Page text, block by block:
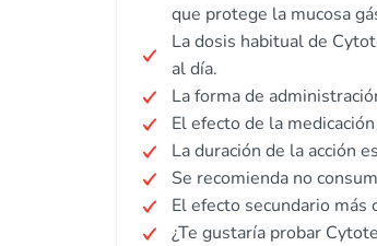
que protege la mucosa
La dosis habitual de
al día.
La forma de
El efecto de la
La duración de la acción
Se recomienda no
El efecto secundario
¿Te gustaría probar